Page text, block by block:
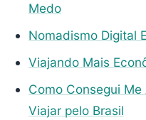
Medo
Nomadismo Digital
Viajando Mais
Como Consegui
Viajar pelo Brasil